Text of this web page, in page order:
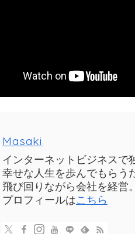
Masaki
インターネットビジネスで
幸せな人生を歩んでもらう
飛び回りながら会社を経営
プロフィールはこちら